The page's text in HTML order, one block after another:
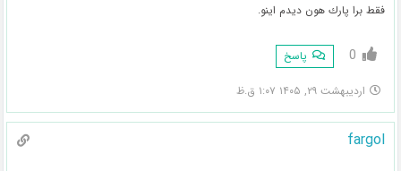
فقط برا پارك هون ديدم اينو.
0 پاسخ
اردیبهشت ۲۹, ۱۴۰۵ ۱:۰۷ ق.ظ
fargol